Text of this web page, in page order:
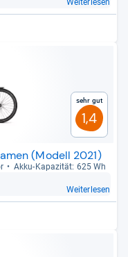
Weiterlesen
Sehr gut
1,4
(Modell 2021)
Akku-​Kapa­zi­tät: 625 Wh
Weiterlesen